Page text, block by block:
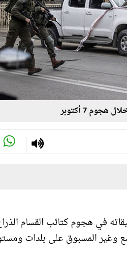
7 أكتوبر
في هجوم كتائب القسام
المسبوق على بلدات